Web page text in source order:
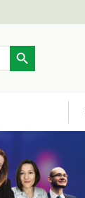
Search Button